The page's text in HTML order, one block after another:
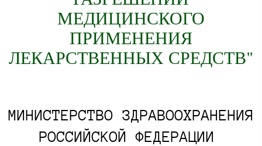
МЕДИЦИНСКОГО
ПРИМЕНЕНИЯ
ЛЕКАРСТВЕННЫХ СРЕДСТВ"​
МИНИСТЕРСТВО ЗДРАВООХРАНЕНИЯ
РОССИЙСКОЙ ФЕДЕРАЦИИ